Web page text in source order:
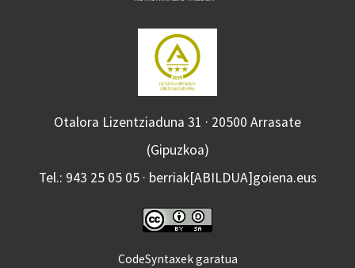
Otalora Lizentziaduna 31 · 20500 Arrasate
(Gipuzkoa)
Tel.: 943 25 05 05 · berriak[ABILDUA]goiena.eus
CodeSyntaxek garatua